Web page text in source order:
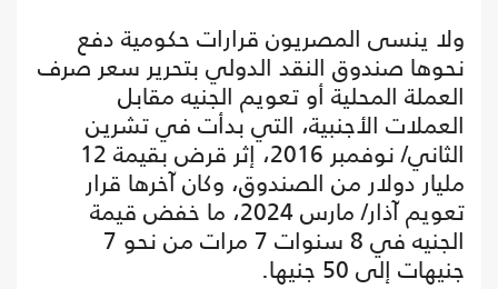
ولا ينسى المصريون قرارات حكومية دفع
نحوها صندوق النقد الدولي بتحرير سعر صرف
العملة المحلية أو تعويم الجنيه مقابل
العملات الأجنبية، التي بدأت في تشرين
الثاني/ نوفمبر 2016، إثر قرض بقيمة 12
مليار دولار من الصندوق، وكان آخرها قرار
تعويم آذار/ مارس 2024، ما خفض قيمة
الجنيه في 8 سنوات 7 مرات من نحو 7
جنيهات إلى 50 جنيها.